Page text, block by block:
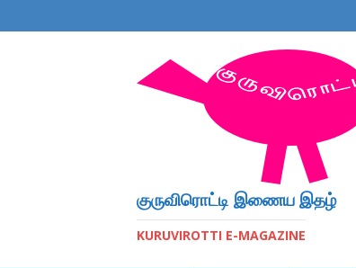
குருவிரொட்டி இணைய இதழ்
KURUVIROTTI E-MAGAZINE